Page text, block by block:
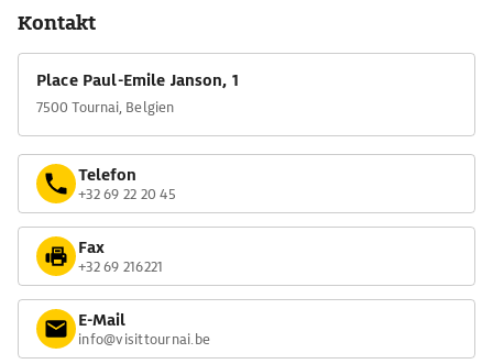
Kontakt
Place Paul-Emile Janson, 1
7500 Tournai, Belgien
Telefon
+32 69 22 20 45
Fax
+32 69 216221
E-Mail
info@visittournai.be